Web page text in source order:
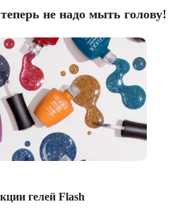
не надо мыть голову!
гелей Flash